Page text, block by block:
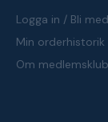
Logga in / Bli
Min orderhistorik
Om